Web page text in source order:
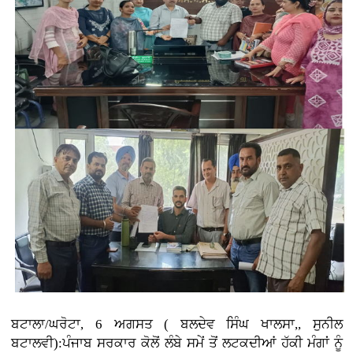
ਬਟਾਲਾ/ਘਰੋਟਾ, 6 ਅਗਸਤ ( ਬਲਦੇਵ ਸਿੰਘ ਖਾਲਸਾ,, ਸੁਨੀਲ
ਬਟਾਲਵੀ):ਪੰਜਾਬ ਸਰਕਾਰ ਕੋਲੋਂ ਲੰਬੇ ਸਮੇਂ ਤੋਂ ਲਟਕਦੀਆਂ ਹੱਕੀ ਮੰਗਾਂ ਨੂੰ